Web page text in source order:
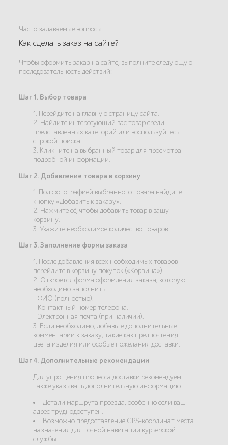
Часто задаваемые вопросы
Как сделать заказ на сайте?
Чтобы оформить заказ на сайте, выполните следующую
последовательность действий:
Шаг 1. Выбор товара
1. Перейдите на главную страницу сайта.
2. Найдите интересующий вас товар среди
представленных категорий или воспользуйтесь
строкой поиска.
3. Кликните на выбранный товар для просмотра
подробной информации.
Шаг 2. Добавление товара в корзину
1. Под фотографией выбранного товара найдите
кнопку «Добавить к заказу».
2. Нажмите её, чтобы добавить товар в вашу
корзину.
3. Укажите необходимое количество товаров.
Шаг 3. Заполнение формы заказа
1. После добавления всех необходимых товаров
перейдите в корзину покупок («Корзина»).
2. Откроется форма оформления заказа, которую
необходимо заполнить:
- ФИО (полностью).
- Контактный номер телефона.
- Электронная почта (при наличии).
3. Если необходимо, добавьте дополнительные
комментарии к заказу, такие как предпочтения
цвета изделия или особые пожелания доставки.
Шаг 4. Дополнительные рекомендации
Для упрощения процесса доставки рекомендуем
также указывать дополнительную информацию:
Детали маршрута проезда, особенно если ваш
адрес труднодоступен.
Возможно предоставление GPS-координат места
назначения для точной навигации курьерской
службы.